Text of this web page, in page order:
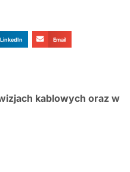
LinkedIn Email
kablowych oraz w